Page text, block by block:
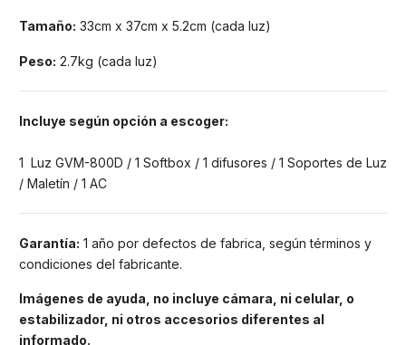
Tamaño: 33cm x 37cm x 5.2cm (cada luz)
Peso: 2.7kg (cada luz)
Incluye según opción a escoger:
1 Luz GVM-800D / 1 Softbox / 1 difusores / 1 Soportes de Luz
/ Maletín / 1 AC
Garantía: 1 año por defectos de fabrica, según términos y
condiciones del fabricante.
Imágenes de ayuda, no incluye cámara, ni celular, o
estabilizador, ni otros accesorios diferentes al
informado.